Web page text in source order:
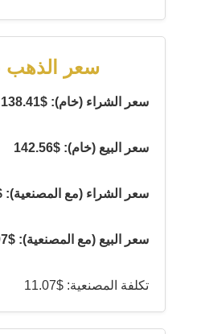
سعر الذهب
سعر الشراء (خام): $138.41
سعر البيع (خام): $142.56
سعر الشراء (مع المصنعية):
سعر البيع (مع المصنعية): $153.97
تكلفة المصنعية: $11.07